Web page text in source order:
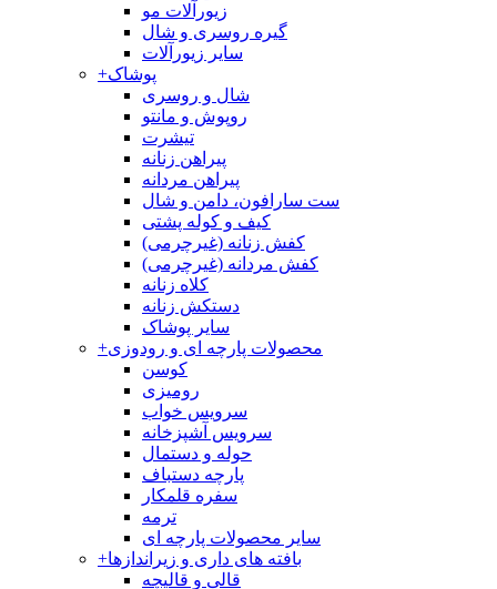
زیورآلات مو
گیره روسری و شال
سایر زیورآلات
+پوشاک
شال و روسری
روپوش و مانتو
تیشرت
پیراهن زنانه
پیراهن مردانه
ست سارافون، دامن و شال
کیف و کوله پشتی
کفش زنانه (غیرچرمی)
کفش مردانه (غیرچرمی)
کلاه زنانه
دستکش زنانه
سایر پوشاک
+محصولات پارچه ای و رودوزی
کوسن
رومیزی
سرویس خواب
سرویس آشپزخانه
حوله و دستمال
پارچه دستباف
سفره قلمکار
ترمه
سایر محصولات پارچه ای
+بافته های داری و زیراندازها
قالی و قالیچه